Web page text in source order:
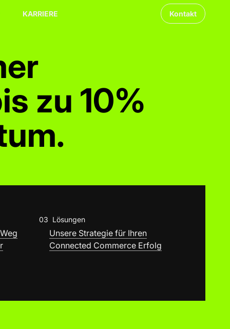
KARRIERE Kontakt
zu 10%
03 Lösungen
Unsere Strategie für Ihren
Connected Commerce Erfolg